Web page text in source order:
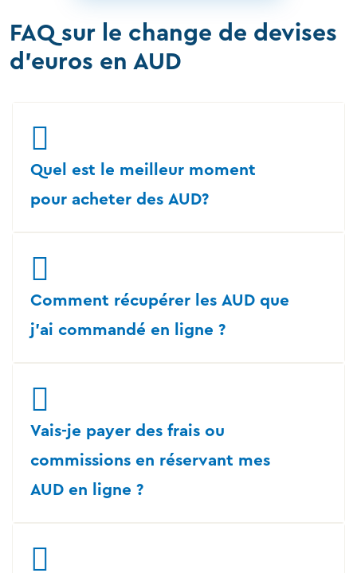
FAQ sur le change de devises
d'euros en AUD
Quel est le meilleur moment
pour acheter des AUD?
Comment récupérer les AUD que
j'ai commandé en ligne ?
Vais-je payer des frais ou
commissions en réservant mes
AUD en ligne ?